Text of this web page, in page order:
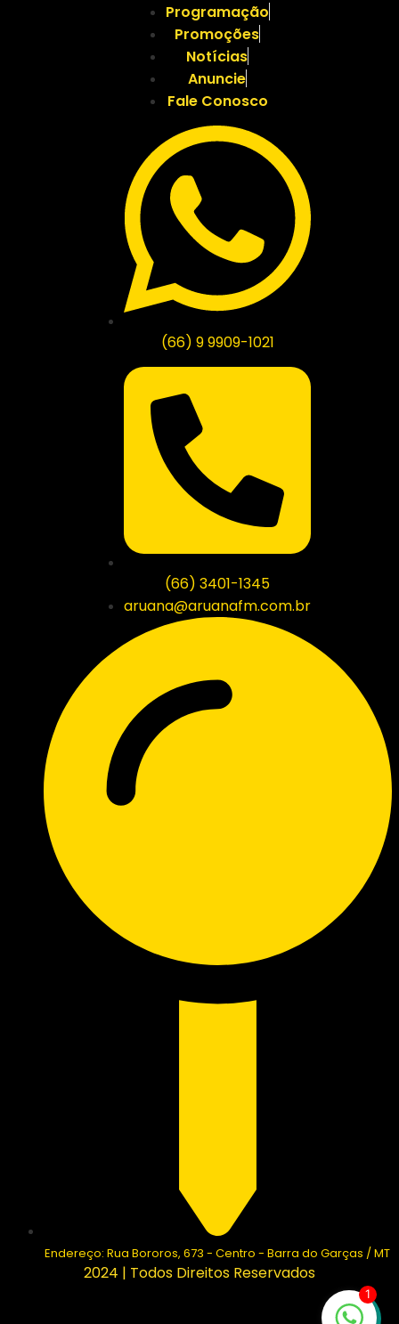
Programação
Promoções
Notícias
Anuncie
Fale Conosco
(66) 9 9909-1021
(66) 3401-1345
aruana@aruanafm.com.br
Endereço: Rua Bororos, 673 - Centro - Barra do Garças / MT
2024 | Todos Direitos Reservados
1